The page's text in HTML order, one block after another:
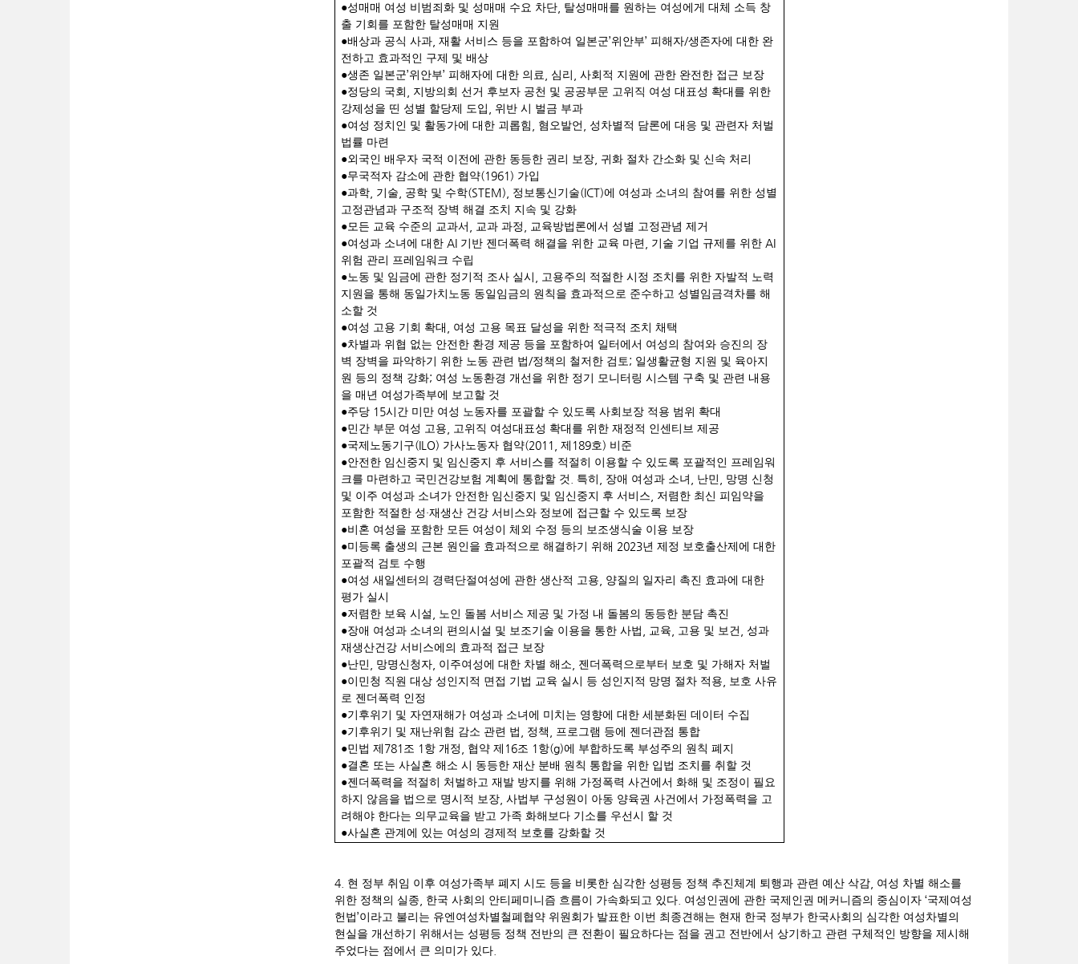
●성매매 여성 비범죄화 및 성매매 수요 차단, 탈성매매를 원하는 여성에게 대체 소득 창
출 기회를 포함한 탈성매매 지원
●배상과 공식 사과, 재활 서비스 등을 포함하여 일본군’위안부’ 피해자/생존자에 대한 완
전하고 효과적인 구제 및 배상
●생존 일본군’위안부’ 피해자에 대한 의료 심리
사회적 지원에 관한 완전한 접근 보장
●정당의 국회
지방의회 선거 후보자 공천 및 공공부문 고위직 여성 대표성 확대를 위한
강제성을 띤 성별 할당제 도입
위반 시 벌금 부과
●여성 정치인 및 활동가에 대한 괴롭힘 혐오발언
성차별적 담론에 대응 및 관련자 처벌
법률 마련
●외국인 배우자 국적 이전에 관한 동등한 권리 보장, 귀화 절차 간소화 및 신속 처리
●무국적자 감소에 관한 협약(1961) 가입
●과학, 기술 공학 및 수학(STEM), 정보통신기술(ICT)에 여성과 소녀의 참여를 위한 성별
고정관념과 구조적 장벽 해결 조치 지속 및 강화
●모든 교육 수준의 교과서 교과 과정
교육방법론에서 성별 고정관념 제거
●여성과 소녀에 대한 AI 기반 젠더폭력 해결을 위한 교육 마련 기술 기업 규제를 위한 AI
위험 관리 프레임워크 수립
●노동 및 임금에 관한 정기적 조사 실시
고용주의 적절한 시정 조치를 위한 자발적 노력
지원을 통해 동일가치노동 동일임금의 원칙을 효과적으로 준수하고 성별임금격차를 해
소할 것
●여성 고용 기회 확대
여성 고용 목표 달성을 위한 적극적 조치 채택
●차별과 위협 없는 안전한 환경 제공 등을 포함하여 일터에서 여성의 참여와 승진의 장
벽 장벽을 파악하기 위한 노동 관련 법 /정책의 철저한 검토; 일생활균형 지원 및 육아지
원 등의 정책 강화; 여성 노동환경 개선을 위한 정기 모니터링 시스템 구축 및 관련 내용
을 매년 여성가족부에 보고할 것
●주당 15시간 미만 여성 노동자를 포괄할 수 있도록 사회보장 적용 범위 확대
●민간 부문 여성 고용
고위직 여성대표성 확대를 위한 재정적 인센티브 제공
●국제노동기구(ILO) 가사노동자 협약(2011, 제 189호) 비준
●안전한 임신중지 및 임신중지 후 서비스를 적절히 이용할 수 있도록 포괄적인 프레임워
크를 마련하고 국민건강보험 계획에 통합할 것
특히 장애 여성과 소녀 난민
망명 신청
및 이주 여성과 소녀가 안전한 임신중지 및 임신중지 후 서비스
저렴한 최신 피임약을
포함한 적절한 성 ·재생산 건강 서비스와 정보에 접근할 수 있도록 보장
●비혼 여성을 포함한 모든 여성이 체외 수정 등의 보조생식술 이용 보장
●미등록 출생의 근본 원인을 효과적으로 해결하기 위해 2023년 제정 보호출산제에 대한
포괄적 검토 수행
●여성 새일센터의 경력단절여성에 관한 생산적 고용
양질의 일자리 촉진 효과에 대한
평가 실시
●저렴한 보육 시설
노인 돌봄 서비스 제공 및 가정 내 돌봄의 동등한 분담 촉진
●장애 여성과 소녀의 편의시설 및 보조기술 이용을 통한 사법 교육 고용 및 보건
성과
재생산건강 서비스에의 효과적 접근 보장
●난민 망명신청자, 이주여성에 대한 차별 해소
젠더폭력으로부터 보호 및 가해자 처벌
●이민청 직원 대상 성인지적 면접 기법 교육 실시 등 성인지적 망명 절차 적용
보호 사유
로 젠더폭력 인정
●기후위기 및 자연재해가 여성과 소녀에 미치는 영향에 대한 세분화된 데이터 수집
●기후위기 및 재난위험 감소 관련 법 정책
프로그램 등에 젠더관점 통합
●민법 제 781 조 1 항 개정 협약 제 16조 1 항(g)에 부합하도록 부성주의 원칙 폐지
●결혼 또는 사실혼 해소 시 동등한 재산 분배 원칙 통합을 위한 입법 조치를 취할 것
●젠더폭력을 적절히 처벌하고 재발 방지를 위해 가정폭력 사건에서 화해 및 조정이 필요
하지 않음을 법으로 명시적 보장, 사법부 구성원이 아동 양육권 사건에서 가정폭력을 고
려해야 한다는 의무교육을 받고 가족 화해보다 기소를 우선시 할 것
●사실혼 관계에 있는 여성의 경제적 보호를 강화할 것
4. 현 정부 취임 이후 여성가족부 폐지 시도 등을 비롯한 심각한 성평등 정책 추진체계 퇴행과 관련 예산 삭감 여성 차별 해소를
위한 정책의 실종
한국 사회의 안티페미니즘 흐름이 가속화되고 있다 여성인권에 관한 국제인권 메커니즘의 중심이자 ‘국제여성
헌법’이라고 불리는 유엔여성차별철폐협약 위원회가 발표한 이번 최종견해는 현재 한국 정부가 한국사회의 심각한 여성차별의
현실을 개선하기 위해서는 성평등 정책 전반의 큰 전환이 필요하다는 점을 권고 전반에서 상기하고 관련 구체적인 방향을 제시해
주었다는 점에서 큰 의미가 있다